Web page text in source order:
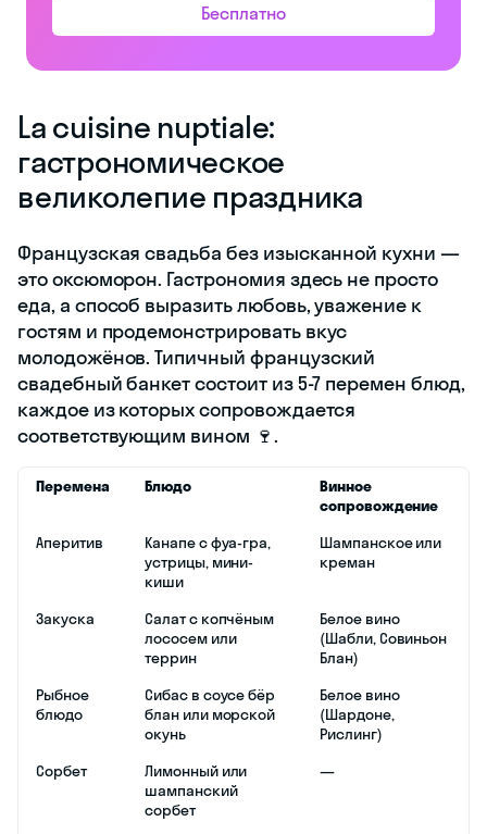
Бесплатно
La cuisine nuptiale:
гастрономическое
великолепие праздника
Французская свадьба без изысканной кухни —
это оксюморон. Гастрономия здесь не просто
еда, а способ выразить любовь, уважение к
гостям и продемонстрировать вкус
молодожёнов. Типичный французский
свадебный банкет состоит из 5-7 перемен блюд,
каждое из которых сопровождается
соответствующим вином 🍷.
Перемена Блюдо
Винное
сопровождение
Аперитив
Канапе с фуа-гра,
устрицы, мини-
киши
Шампанское или
креман
Закуска
Салат с копчёным
лососем или
террин
Белое вино
(Шабли, Совиньон
Блан)
Рыбное
блюдо
Сибас в соусе бёр
блан или морской
окунь
Белое вино
(Шардоне,
Рислинг)
Сорбет
Лимонный или
шампанский
сорбет
—